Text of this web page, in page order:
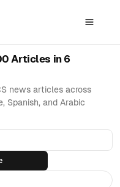
Articles in 6
news articles across
Spanish, and Arabic